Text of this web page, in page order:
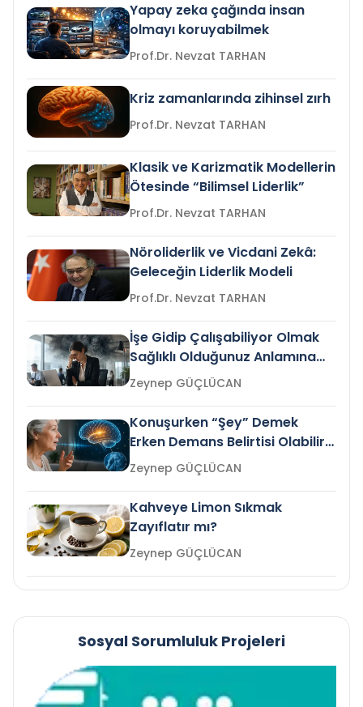
Yapay zeka çağında insan
olmayı koruyabilmek
Prof.Dr. Nevzat TARHAN
Kriz zamanlarında zihinsel zırh
Prof.Dr. Nevzat TARHAN
Klasik ve Karizmatik Modellerin
Ötesinde “Bilimsel Liderlik”
Prof.Dr. Nevzat TARHAN
Nöroliderlik ve Vicdani Zekâ:
Geleceğin Liderlik Modeli
Prof.Dr. Nevzat TARHAN
İşe Gidip Çalışabiliyor Olmak
Sağlıklı Olduğunuz Anlamına
Gelir mi?Zeynep GÜÇLÜCAN
Konuşurken “Şey” Demek
Erken Demans Belirtisi Olabilir
mi?
Zeynep GÜÇLÜCAN
Kahveye Limon Sıkmak
Zayıflatır mı?
Zeynep GÜÇLÜCAN
Sosyal Sorumluluk Projeleri